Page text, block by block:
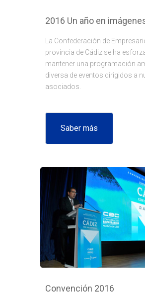
2016 Un año en
La Confederación de
provincia de Cádiz se ha
mantener una programación
diversa de eventos dirigidos a
asociados.
Saber más
Convención 2016